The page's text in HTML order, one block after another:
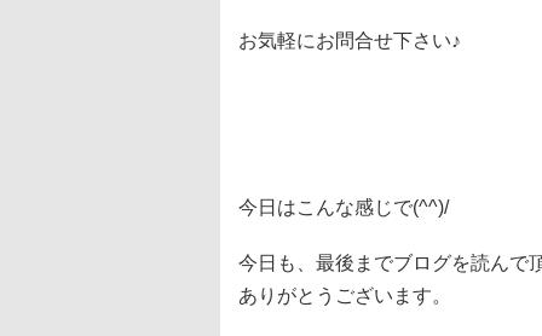
お気軽にお問合せ下さい♪
今日はこんな感じで(^^)/
今日も、最後までブログを読んで
ありがとうございます。